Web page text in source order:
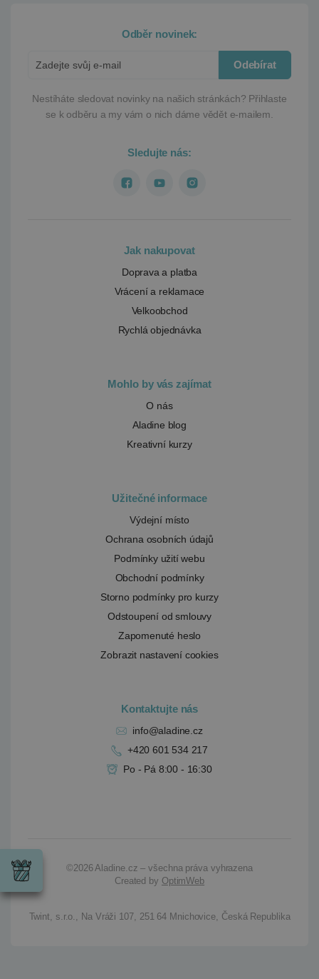
Odběr novinek:
Odebírat
Nestíháte sledovat novinky na našich stránkách? Přihlaste
se k odběru a my vám o nich dáme vědět e-mailem.
Sledujte nás:
Jak nakupovat
Doprava a platba
Vrácení a reklamace
Velkoobchod
Rychlá objednávka
Mohlo by vás zajímat
O nás
Aladine blog
Kreativní kurzy
Užitečné informace
Výdejní místo
Ochrana osobních údajů
Podmínky užití webu
Obchodní podmínky
Storno podmínky pro kurzy
Odstoupení od smlouvy
Zapomenuté heslo
Zobrazit nastavení cookies
Kontaktujte nás
info@aladine.cz
+420 601 534 217
Po - Pá 8:00 - 16:30
©2026 Aladine.cz – všechna práva vyhrazena
Created by OptimWeb
Twint, s.r.o., Na Vráži 107, 251 64 Mnichovice, Česká Republika
Designs
Chci si vybrat